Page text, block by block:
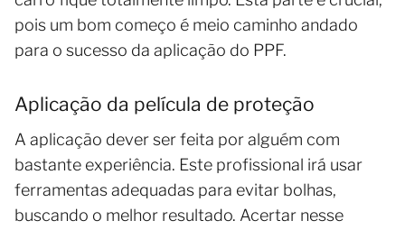
pois um bom começo é meio caminho andado
para o sucesso da aplicação do PPF.
Aplicação da película de proteção
A aplicação dever ser feita por alguém com
bastante experiência. Este profissional irá usar
ferramentas adequadas para evitar bolhas,
buscando o melhor resultado. Acertar nesse